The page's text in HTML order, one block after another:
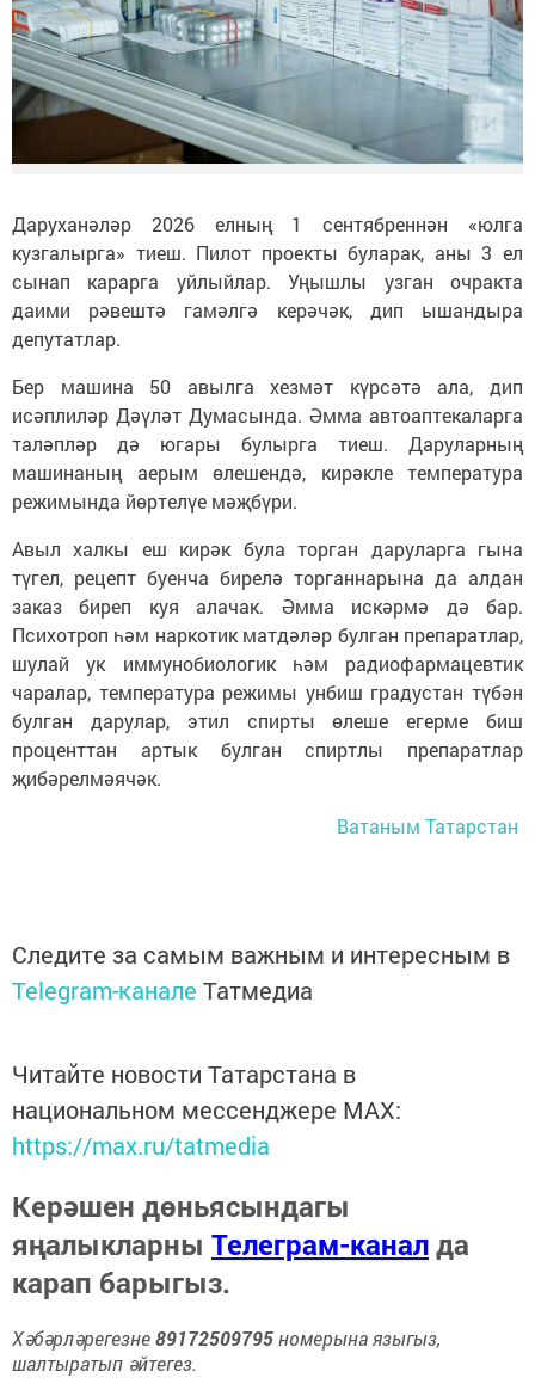
Даруханәләр 2026 елның 1 сентябреннән «юлга
кузгалырга» тиеш. Пилот проекты буларак, аны 3 ел
сынап карарга уйлыйлар. Уңышлы узган очракта
даими рәвештә гамәлгә керәчәк, дип ышандыра
депутатлар.
Бер машина 50 авылга хезмәт күрсәтә ала, дип
исәплиләр Дәүләт Думасында. Әмма автоаптекаларга
таләпләр дә югары булырга тиеш. Даруларның
машинаның аерым өлешендә, кирәкле температура
режимында йөртелүе мәҗбүри.
Авыл халкы еш кирәк була торган даруларга гына
түгел, рецепт буенча бирелә торганнарына да алдан
заказ биреп куя алачак. Әмма искәрмә дә бар.
Психотроп һәм наркотик матдәләр булган препаратлар,
шулай ук иммунобиологик һәм радиофармацевтик
чаралар, температура режимы унбиш градустан түбән
булган дарулар, этил спирты өлеше егерме биш
проценттан артык булган спиртлы препаратлар
җибәрелмәячәк.
Ватаным Татарстан
Следите за самым важным и интересным в
Telegram-канале Татмедиа
Читайте новости Татарстана в
национальном мессенджере MАХ:
https://max.ru/tatmedia
Керәшен дөньясындагы
яңалыкларны Телеграм-каналда
карап барыгыз.
Хәбәрләрегезне89172509795номерына языгыз,
шалтыратып әйтегез.